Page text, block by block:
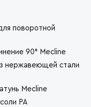
поворотной
90° Mecline
нержавеющей стали
Mecline
PA